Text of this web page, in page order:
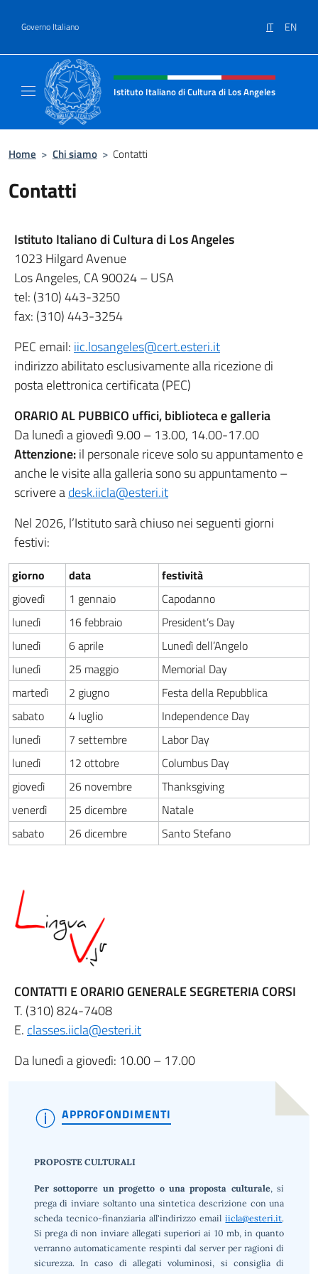
Governo Italiano IT EN
Intestazione sito, social e menù
Istituto Italiano di Cultura di Los Angeles
Home > Chi siamo > Contatti
Contatti
Istituto Italiano di Cultura di Los Angeles
1023 Hilgard Avenue
Los Angeles, CA 90024 – USA
tel: (310) 443-3250
fax: (310) 443-3254
PEC email: iic.losangeles@cert.esteri.it
indirizzo abilitato esclusivamente alla ricezione di
posta elettronica certificata (PEC)
ORARIO AL PUBBICO uffici, biblioteca e galleria
Da lunedì a giovedì 9.00 – 13.00, 14.00-17.00
Attenzione:il personale riceve solo su appuntamento e
anche le visite alla galleria sono su appuntamento –
scrivere adesk.iicla@esteri.it
Nel 2026, l’Istituto sarà chiuso nei seguenti giorni
festivi:
giorno data
festività
giovedì
1 gennaio
Capodanno
lunedì
16 febbraio
President’s Day
lunedì
6 aprile
Lunedì dell’Angelo
lunedì
25 maggio
Memorial Day
martedì
2 giugno
Festa della Repubblica
sabato
4 luglio
Independence Day
lunedì
7 settembre
Labor Day
lunedì
12 ottobre
Columbus Day
giovedì
26 novembre
Thanksgiving
venerdì
25 dicembre
Natale
sabato
26 dicembre Santo Stefano
CONTATTI E ORARIO GENERALE SEGRETERIA CORSI
T. (310) 824-7408
E. classes.iicla@esteri.it
Da lunedì a giovedì: 10.00 – 17.00
APPROFONDIMENTI
PROPOSTE CULTURALI
Per sottoporre un progetto o una proposta culturale, si
prega di inviare soltanto una sintetica descrizione con una
scheda tecnico-finanziaria all'indirizzo emailiicla@esteri.it.
Si prega di non inviare allegati superiori ai 10 mb, in quanto
verranno automaticamente respinti dal server per ragioni di
sicurezza. In caso di allegati voluminosi, si consiglia di